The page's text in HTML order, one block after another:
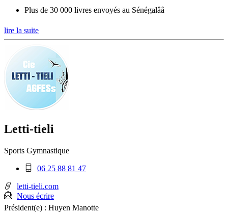
Plus de 30 000 livres envoyés au Sénégalââ
lire la suite
Letti-tieli
Sports Gymnastique
Téléphone
:
06 25 88 81 47
letti-tieli.com
Nous écrire
Président(e) : Huyen Manotte